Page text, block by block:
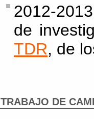
2012-
de
TDR, de
TRABAJO DE